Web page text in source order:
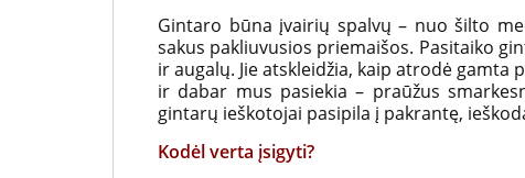
Gintaro būna įvairių spalvų – nuo šilto
sakus pakliuvusios priemaišos. Pasitaiko
ir augalų. Jie atskleidžia, kaip atrodė
ir dabar mus pasiekia – praūžus
gintarų ieškotojai pasipila į pakrantę,
Kodėl verta įsigyti?